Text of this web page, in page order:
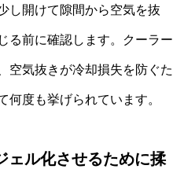
し開けて隙間から空気を抜
る前に確認します。クーラー
空気抜きが冷却損失を防ぐた
何度も挙げられています。
ェル化させるために揉